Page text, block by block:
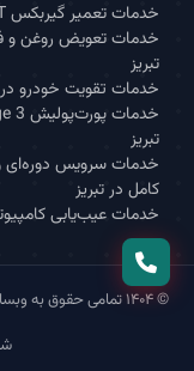
خدمات تعمیر گیربکس AT در تبریز
خدمات تعویض روغن و
تبریز
خدمات تقویت خودرو در
تبریز
خدمات سرویس
کامل در تبریز
خدمات عیب‌یابی
© ۱۴۰۴ تمامی حقوق